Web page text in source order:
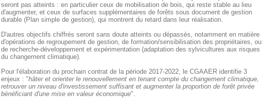
seront pas atteints : en particulier ceux de mobilisation de bois, qui reste stable au lieu
d'augmenter, et ceux de surfaces supplémentaires de forêts sous document de gestion
durable (Plan simple de gestion), qui montrent du retard dans leur réalisation.
D'autres objectifs chiffrés seront sans doute atteints ou dépassés, notamment en matière
d'opérations de regroupement de gestion, de formation/sensibilisation des propriétaires, ou
de recherche-développement et expérimentation (adaptation des sylvicultures aux risques
du changement climatique).
Pour l'élaboration du prochain contrat de la période 2017-2022, le CGAAER identifie 3
enjeux : "hâter et orienter le renouvellement en tenant compte du changement climatique,
retrouver un niveau d'investissement suffisant et augmenter la proportion de forêt privée
bénéficiant d'une mise en valeur économique".